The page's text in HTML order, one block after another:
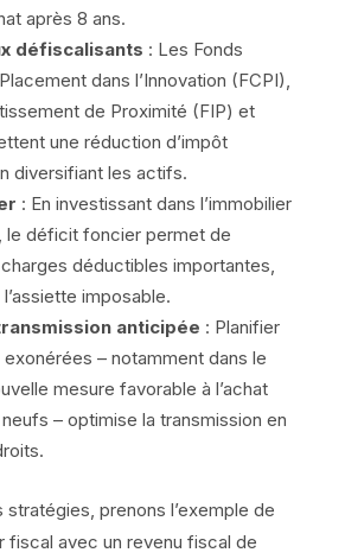
après 8 ans.
défiscalisants : Les Fonds
dans l’Innovation (FCPI),
de Proximité (FIP) et
une réduction d’impôt
diversifiant les actifs.
: En investissant dans l’immobilier
le déficit foncier permet de
déductibles importantes,
imposable.
anticipée : Planifier
– notamment dans le
mesure favorable à l’achat
– optimise la transmission en
stratégies, prenons l’exemple de
fiscal avec un revenu fiscal de